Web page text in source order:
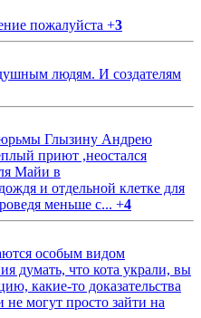
пожалуйста +3
людям. И создателям
Глызину Андрею
приют ,неостался
Майи в
и отдельной клетке для
меньше с... +4
особым видом
думать, что кота украли, вы
какие-то доказательства
могут просто зайти на